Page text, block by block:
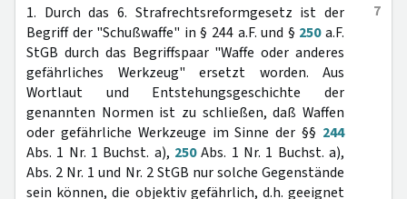
7
1. Durch das 6. Strafrechtsreformgesetz ist der
Begriff der "Schußwaffe" in § 244 a.F. und § 250a.F.
StGB durch das Begriffspaar "Waffe oder anderes
gefährliches Werkzeug" ersetzt worden. Aus
Wortlaut und Entstehungsgeschichte der
genannten Normen ist zu schließen, daß Waffen
oder gefährliche Werkzeuge im Sinne der §§ 244
Abs. 1 Nr. 1 Buchst. a), 250Abs. 1 Nr. 1 Buchst. a),
Abs. 2 Nr. 1 und Nr. 2 StGB nur solche Gegenstände
sein können, die objektiv gefährlich, d.h. geeignet